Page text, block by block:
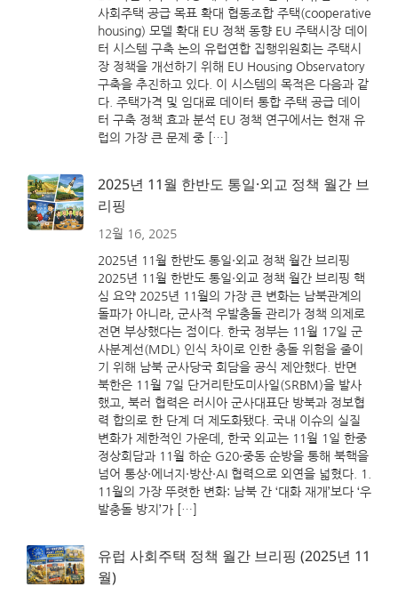
사회주택 공급 목표 확대 협동조합 주택(cooperative
housing) 모델 확대 EU 정책 동향 EU 주택시장 데이
터 시스템 구축 논의 유럽연합 집행위원회는 주택시
장 정책을 개선하기 위해 EU Housing Observatory
구축을 추진하고 있다. 이 시스템의 목적은 다음과 같
다. 주택가격 및 임대료 데이터 통합 주택 공급 데이
터 구축 정책 효과 분석 EU 정책 연구에서는 현재 유
럽의 가장 큰 문제 중 […]
2025년 11월 한반도 통일·외교 정책 월간 브
리핑
12월 16, 2025
2025년 11월 한반도 통일·외교 정책 월간 브리핑
2025년 11월 한반도 통일·외교 정책 월간 브리핑 핵
심 요약 2025년 11월의 가장 큰 변화는 남북관계의
돌파가 아니라, 군사적 우발충돌 관리가 정책 의제로
전면 부상했다는 점이다. 한국 정부는 11월 17일 군
사분계선(MDL) 인식 차이로 인한 충돌 위험을 줄이
기 위해 남북 군사당국 회담을 공식 제안했다. 반면
북한은 11월 7일 단거리탄도미사일(SRBM)을 발사
했고, 북러 협력은 러시아 군사대표단 방북과 정보협
력 합의로 한 단계 더 제도화됐다. 국내 이슈의 실질
변화가 제한적인 가운데, 한국 외교는 11월 1일 한중
정상회담과 11월 하순 G20·중동 순방을 통해 북핵을
넘어 통상·에너지·방산·AI 협력으로 외연을 넓혔다. 1.
11월의 가장 뚜렷한 변화: 남북 간 ‘대화 재개’보다 ‘우
발충돌 방지’가 […]
유럽 사회주택 정책 월간 브리핑 (2025년 11
월)